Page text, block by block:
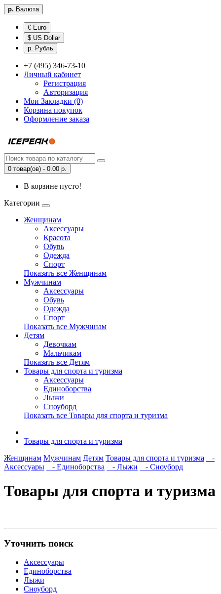
р. Валюта
€ Euro
$ US Dollar
р. Рубль
+7 (495) 346-73-10
Личный кабинет
Регистрация
Авторизация
Мои Закладки (0)
Корзина покупок
Оформление заказа
0 товар(ов) - 0.00 р.
В корзине пусто!
Категории
Женщинам
Аксессуары
Красота
Обувь
Одежда
Спорт
Показать все Женщинам
Мужчинам
Аксессуары
Обувь
Одежда
Спорт
Показать все Мужчинам
Детям
Девочкам
Мальчикам
Показать все Детям
Товары для спорта и туризма
Аксессуары
Единоборства
Лыжи
Сноуборд
Показать все Товары для спорта и туризма
Товары для спорта и туризма
Женщинам Мужчинам Детям Товары для спорта и туризма
-
Аксессуары
- Единоборства - Лыжи - Сноуборд
Товары для спорта и туризма
Уточнить поиск
Аксессуары
Единоборства
Лыжи
Сноуборд